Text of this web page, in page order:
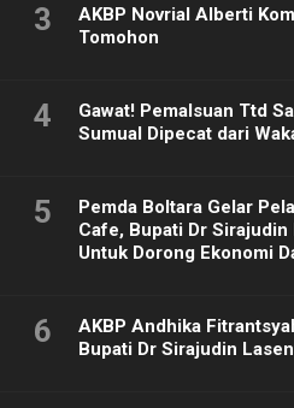
3
AKBP Novrial Alberti
Tomohon
4
Gawat! Pemalsuan Ttd
Sumual Dipecat dari
5
Pemda Boltara Gelar
Cafe, Bupati Dr
Untuk Dorong Ekonomi
6
AKBP Andhika
Bupati Dr Sirajudin